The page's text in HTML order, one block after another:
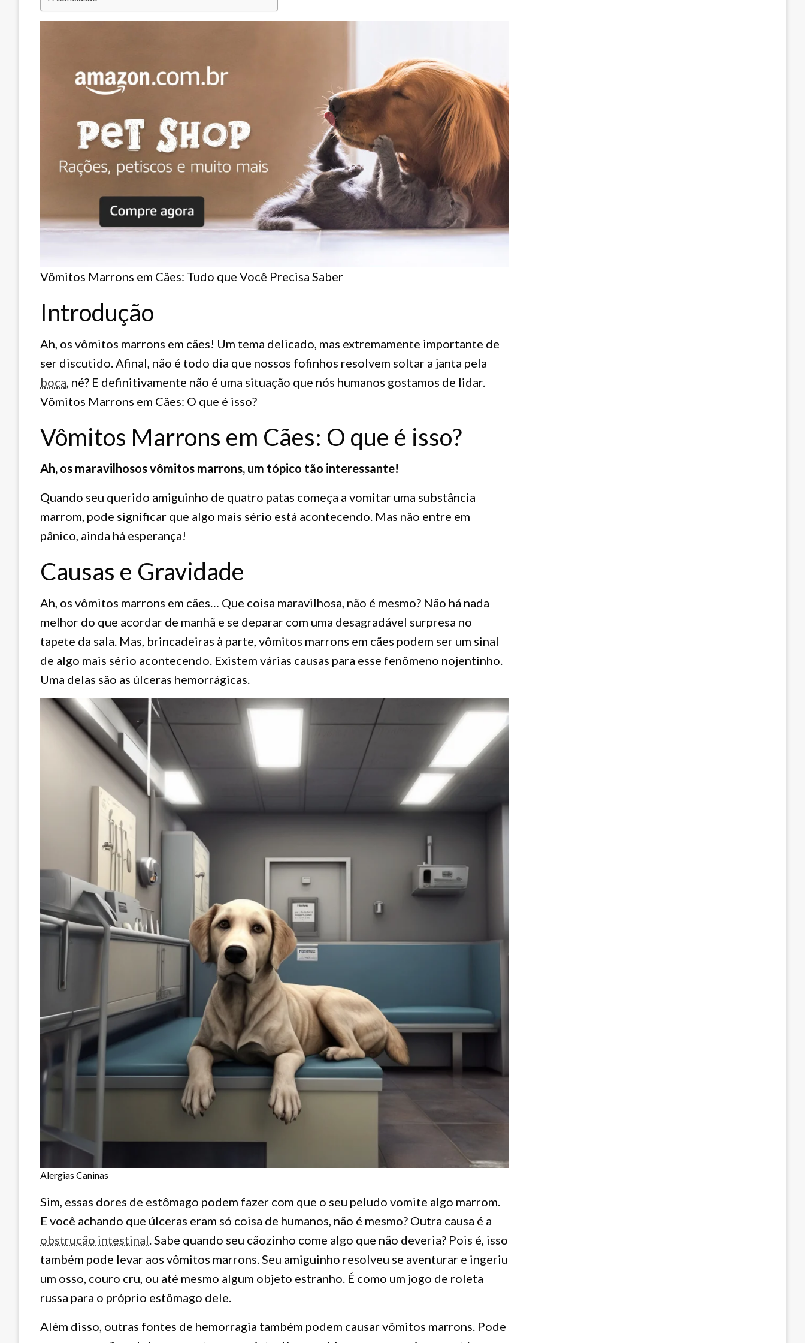
Vômitos Marrons em Cães: Tudo que Você Precisa Saber
Introdução
Ah, os vômitos marrons em cães! Um tema delicado, mas extremamente importante de
ser discutido. Afinal, não é todo dia que nossos fofinhos resolvem soltar a janta pela
boca, né? E definitivamente não é uma situação que nós humanos gostamos de lidar.
Vômitos Marrons em Cães: O que é isso?
Vômitos Marrons em Cães: O que é isso?
Ah, os maravilhosos vômitos marrons, um tópico tão interessante!
Quando seu querido amiguinho de quatro patas começa a vomitar uma substância
marrom, pode significar que algo mais sério está acontecendo. Mas não entre em
pânico, ainda há esperança!
Causas e Gravidade
Ah, os vômitos marrons em cães… Que coisa maravilhosa, não é mesmo? Não há nada
melhor do que acordar de manhã e se deparar com uma desagradável surpresa no
tapete da sala. Mas, brincadeiras à parte, vômitos marrons em cães podem ser um sinal
de algo mais sério acontecendo. Existem várias causas para esse fenômeno nojentinho.
Uma delas são as úlceras hemorrágicas.
Alergias Caninas
Sim, essas dores de estômago podem fazer com que o seu peludo vomite algo marrom.
E você achando que úlceras eram só coisa de humanos, não é mesmo? Outra causa é a
obstrução intestinal. Sabe quando seu cãozinho come algo que não deveria? Pois é, isso
também pode levar aos vômitos marrons. Seu amiguinho resolveu se aventurar e ingeriu
um osso, couro cru, ou até mesmo algum objeto estranho. É como um jogo de roleta
russa para o próprio estômago dele.
Além disso, outras fontes de hemorragia também podem causar vômitos marrons. Pode